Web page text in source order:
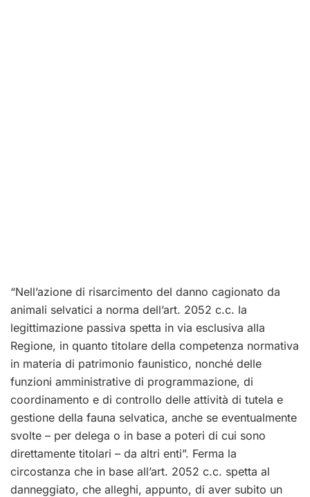
“Nell’azione di risarcimento del danno cagionato da
animali selvatici a norma dell’art. 2052 c.c. la
legittimazione passiva spetta in via esclusiva alla
Regione, in quanto titolare della competenza normativa
in materia di patrimonio faunistico, nonché delle
funzioni amministrative di programmazione, di
coordinamento e di controllo delle attività di tutela e
gestione della fauna selvatica, anche se eventualmente
svolte – per delega o in base a poteri di cui sono
direttamente titolari – da altri enti”. Ferma la
circostanza che in base all’art. 2052 c.c. spetta al
danneggiato, che alleghi, appunto, di aver subito un